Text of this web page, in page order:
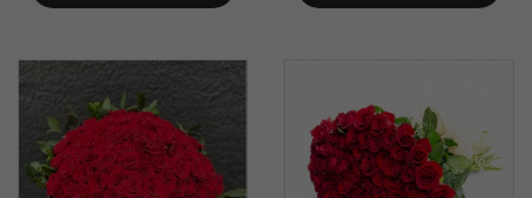
Buquê 100 Rosas
Vermelhas Nacionais